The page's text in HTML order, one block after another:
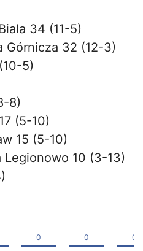
34 (11-5)
Górnicza 32 (12-3)
5)
8)
(5-10)
15 (5-10)
10 (3-13)